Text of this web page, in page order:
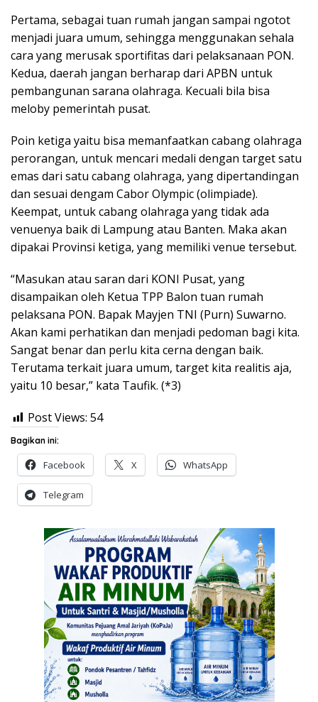
Pertama, sebagai tuan rumah jangan sampai ngotot
menjadi juara umum, sehingga menggunakan sehala
cara yang merusak sportifitas dari pelaksanaan PON.
Kedua, daerah jangan berharap dari APBN untuk
pembangunan sarana olahraga. Kecuali bila bisa
meloby pemerintah pusat.
Poin ketiga yaitu bisa memanfaatkan cabang olahraga
perorangan, untuk mencari medali dengan target satu
emas dari satu cabang olahraga, yang dipertandingan
dan sesuai dengam Cabor Olympic (olimpiade).
Keempat, untuk cabang olahraga yang tidak ada
venuenya baik di Lampung atau Banten. Maka akan
dipakai Provinsi ketiga, yang memiliki venue tersebut.
“Masukan atau saran dari KONI Pusat, yang
disampaikan oleh Ketua TPP Balon tuan rumah
pelaksana PON. Bapak Mayjen TNI (Purn) Suwarno.
Akan kami perhatikan dan menjadi pedoman bagi kita.
Sangat benar dan perlu kita cerna dengan baik.
Terutama terkait juara umum, target kita realitis aja,
yaitu 10 besar,” kata Taufik. (*3)
Post Views: 54
Bagikan ini:
Facebook X WhatsApp
Telegram